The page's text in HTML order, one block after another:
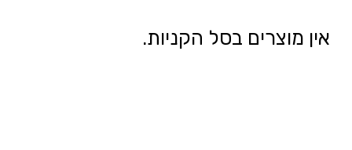
אין מוצרים בסל הקניות.